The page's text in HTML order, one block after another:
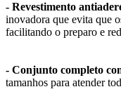
- Revestimento
inovadora que evita que
facilitando o preparo e
- Conjunto completo
tamanhos para atender